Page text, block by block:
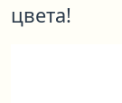
цвета!